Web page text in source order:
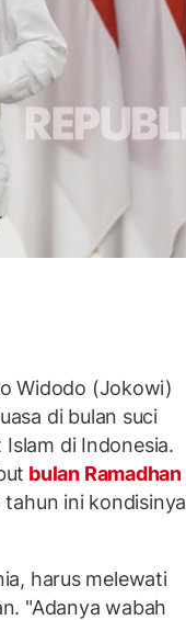
Widodo (Jokowi)
di bulan suci
di Indonesia.
bulan Ramadhan
tahun ini kondisinya
harus melewati
"Adanya wabah